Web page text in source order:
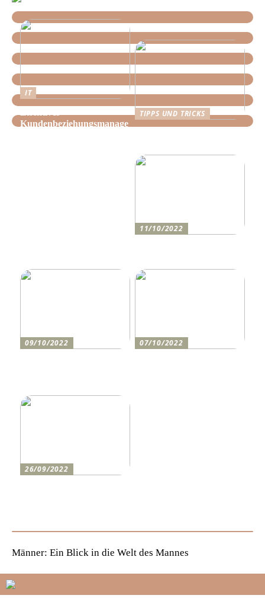
IT
Kundenbeziehungsmanage
TIPPS UND TRICKS
11/10/2022
09/10/2022
07/10/2022
26/09/2022
Männer: Ein Blick in die Welt des Mannes